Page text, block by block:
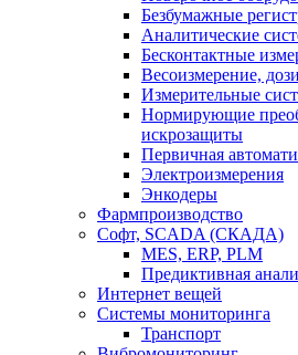
Безбумажные
Аналитические
Бесконтактные
Весоизмерение,
Измерительные
Нормирующие
искрозащиты
Первичная
Электроизмерения
Энкодеры
Фармпроизводство
Софт, SCADA (СКАДА)
MES, ERP, PLM
Предиктивная
Интернет вещей
Системы мониторинга
Транспорт